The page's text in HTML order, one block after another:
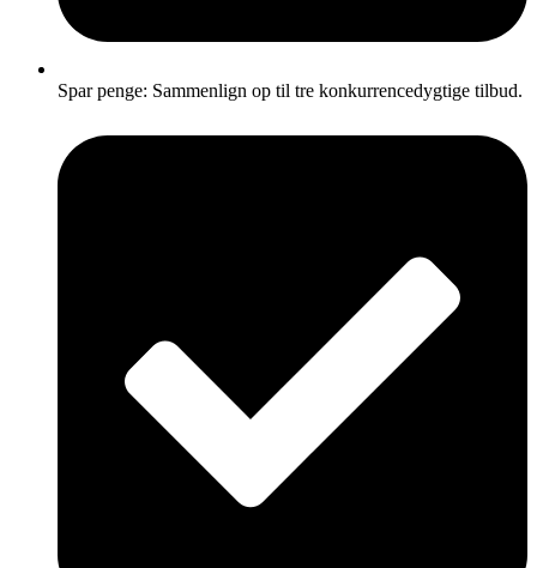
Spar penge: Sammenlign op til tre konkurrencedygtige tilbud.